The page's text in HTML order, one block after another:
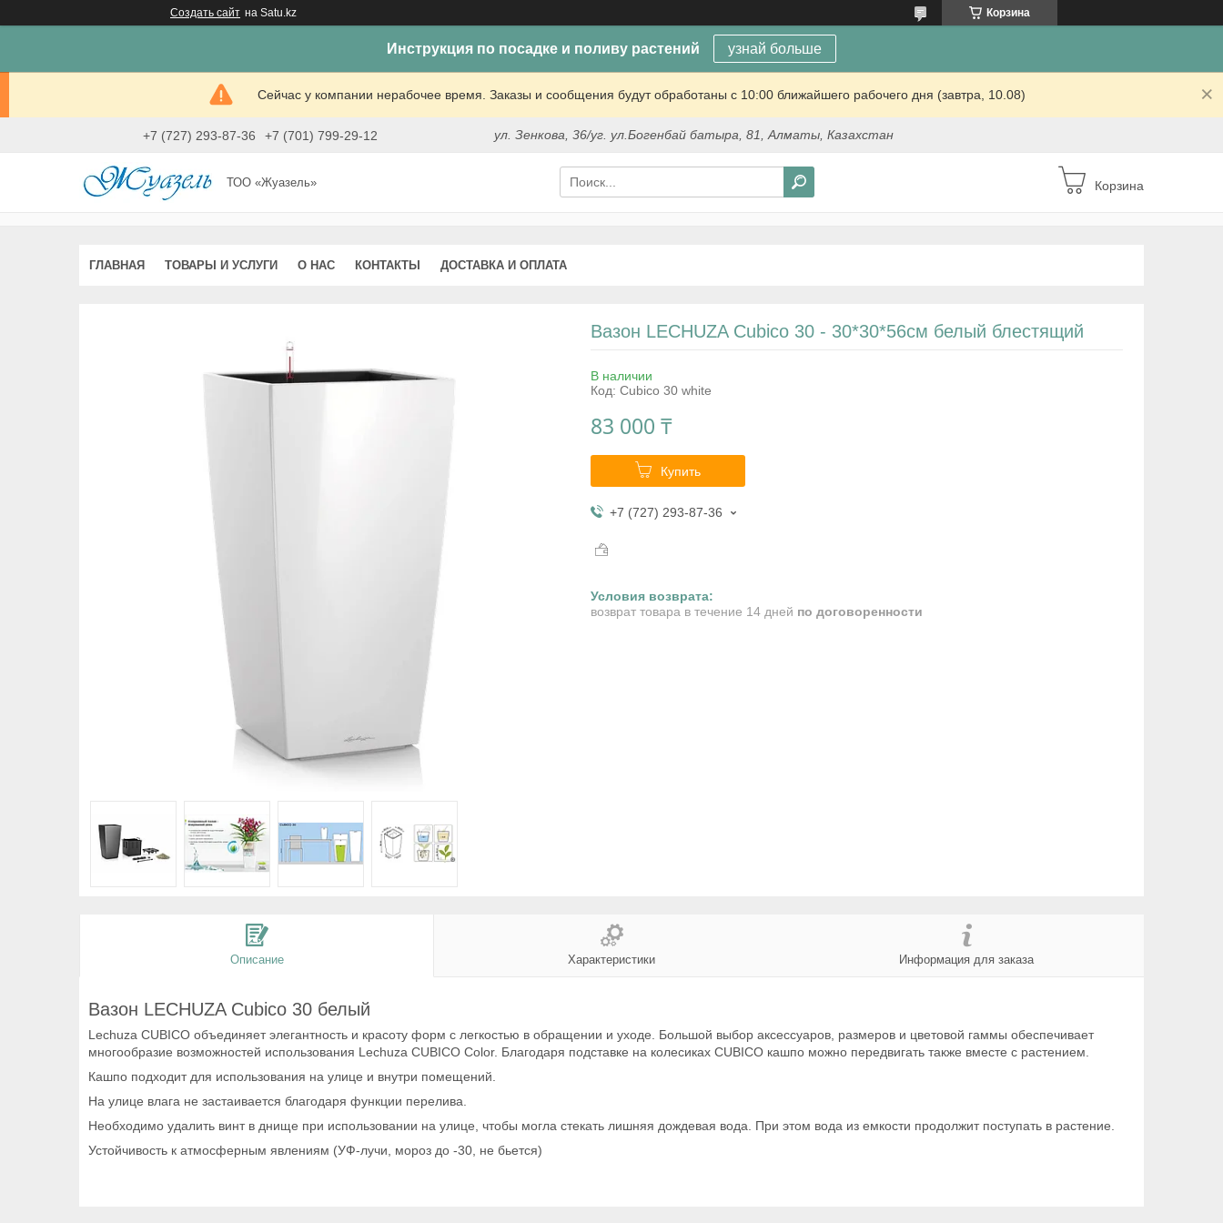
Создать сайт на Satu.kz Корзина
Инструкция по посадке и поливу растений узнай больше
Сейчас у компании нерабочее время. Заказы и сообщения будут обработаны с 10:00 ближайшего рабочего дня (завтра, 10.08)
+7 (727) 293-87-36 +7 (701) 799-29-12 ул. Зенкова, 36/уг. ул.Богенбай батыра, 81, Алматы, Казахстан
ТОО «Жуазель» Корзина
ГЛАВНАЯ ТОВАРЫ И УСЛУГИ О НАС КОНТАКТЫ ДОСТАВКА И ОПЛАТА
Вазон LECHUZA Cubico 30 - 30*30*56см белый блестящий
В наличии
Код: Cubico 30 white
83 000 ₸
Купить
+7 (727) 293-87-36
возврат товара в течение 14 дней по договоренности
Описание Характеристики Информация для заказа
Вазон LECHUZA Cubico 30 белый
Lechuza CUBICO объединяет элегантность и красоту форм с легкостью в обращении и уходе. Большой выбор аксессуаров, размеров и цветовой гаммы обеспечивает
многообразие возможностей использования Lechuza CUBICO Color. Благодаря подставке на колесиках CUBICO кашпо можно передвигать также вместе с растением.
Кашпо подходит для использования на улице и внутри помещений.
На улице влага не застаивается благодаря функции перелива.
Необходимо удалить винт в днище при использовании на улице, чтобы могла стекать лишняя дождевая вода. При этом вода из емкости продолжит поступать в растение.
Устойчивость к атмосферным явлениям (УФ-лучи, мороз до -30, не бьется)